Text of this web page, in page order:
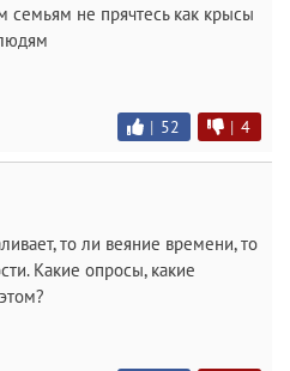
семьям не прячтесь как крысы
| 52 | 4
то ли веяние времени, то
Какие опросы, какие